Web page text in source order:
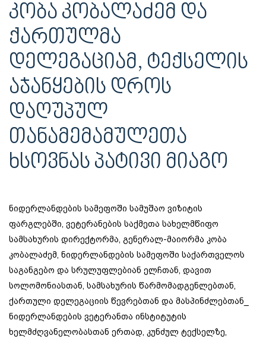
ᲙᲝᲑᲐ ᲙᲝᲑᲐᲚᲐᲫᲔᲛ ᲓᲐ
ᲥᲐᲠᲗᲣᲚᲛᲐ
ᲓᲔᲚᲔᲒᲐᲪᲘᲐᲛ, ᲢᲔᲥᲡᲔᲚᲘᲡ
ᲐᲯᲐᲜᲧᲔᲑᲘᲡ ᲓᲠᲝᲡ
ᲓᲐᲦᲣᲞᲣᲚ
ᲗᲐᲜᲐᲛᲔᲛᲐᲛᲣᲚᲔᲗᲐ
ᲮᲡᲝᲕᲜᲐᲡ ᲞᲐᲢᲘᲕᲘ ᲛᲘᲐᲒᲝ
ნიდერლანდების სამეფოში სამუშაო ვიზიტის
ფარგლებში, ვეტერანების საქმეთა სახელმწიფო
სამსახურის დირექტორმა, გენერალ-მაიორმა კობა
კობალაძემ, ნიდერლანდების სამეფოში საქართველოს
საგანგებო და სრულუფლებიან ელჩთან, დავით
სოლომონიასთან, სამსახურის წარმომადგენლებთან,
ქართული დელეგაციის წევრებთან და მასპინძლებთან_
ნიდერლანდების ვეტერანთა ინსტიტუტის
ხელმძღვანელობასთან ერთად, კუნძულ ტექსელზე,